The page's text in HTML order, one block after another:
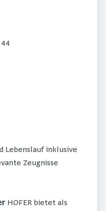
Lebenslauf inklusive
Zeugnisse
HOFER bietet als